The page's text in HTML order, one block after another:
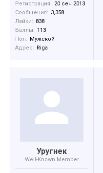
Регистрация: 20 сен 2013
Сообщения: 3,358
Лайки: 838
Баллы: 113
Пол: Мужской
Адрес: Riga
Уругнек
Well-Known Member